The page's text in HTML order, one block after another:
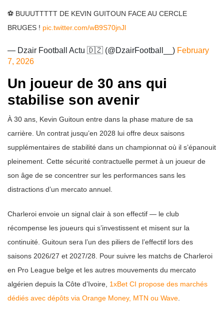
⚽️ BUUUTTTTT DE KEVIN GUITOUN FACE AU CERCLE
BRUGES ! pic.twitter.com/wB9S70jnJl
— Dzair Football Actu 🇩🇿 (@DzairFootball__) February
7, 2026
Un joueur de 30 ans qui
stabilise son avenir
À 30 ans, Kevin Guitoun entre dans la phase mature de sa
carrière. Un contrat jusqu’en 2028 lui offre deux saisons
supplémentaires de stabilité dans un championnat où il s’épanouit
pleinement. Cette sécurité contractuelle permet à un joueur de
son âge de se concentrer sur les performances sans les
distractions d’un mercato annuel.
Charleroi envoie un signal clair à son effectif — le club
récompense les joueurs qui s’investissent et misent sur la
continuité. Guitoun sera l’un des piliers de l’effectif lors des
saisons 2026/27 et 2027/28. Pour suivre les matchs de Charleroi
en Pro League belge et les autres mouvements du mercato
algérien depuis la Côte d’Ivoire, 1xBet CI propose des marchés
dédiés avec dépôts via Orange Money, MTN ou Wave